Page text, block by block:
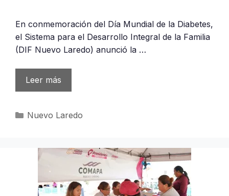
En conmemoración del Día Mundial de la Diabetes,
el Sistema para el Desarrollo Integral de la Familia
(DIF Nuevo Laredo) anunció la …
Leer más
Categorías
Nuevo Laredo